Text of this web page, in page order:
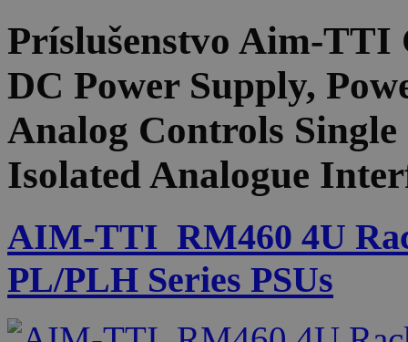
Príslušenstvo Aim-TTI
DC Power Supply,
Analog Controls
Isolated Analogue
AIM-TTI_RM460 4U
PL/PLH Series PSUs